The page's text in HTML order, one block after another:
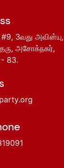
#9, 3வது அவின்யு,
அசோக்நகர்,
83.